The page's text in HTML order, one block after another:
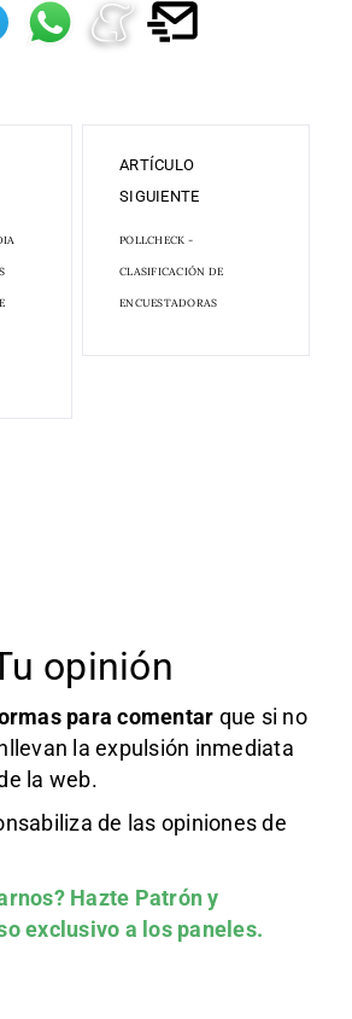
ARTÍCULO
SIGUIENTE
POLLCHECK -
CLASIFICACIÓN DE
ENCUESTADORAS
opinión
para comentar que si no
la expulsión inmediata
la web.
de las opiniones de
Hazte Patróny
exclusivo a los paneles.